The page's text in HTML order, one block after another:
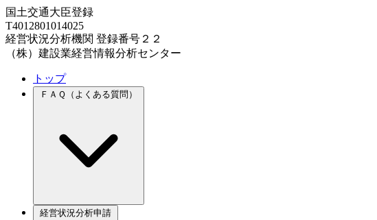
国土交通大臣登録
T4012801014025
経営状況分析機関 登録番号２２
（株）建設業経営情報分析センター
トップ
ＦＡＱ（よくある質問）
経営状況分析申請